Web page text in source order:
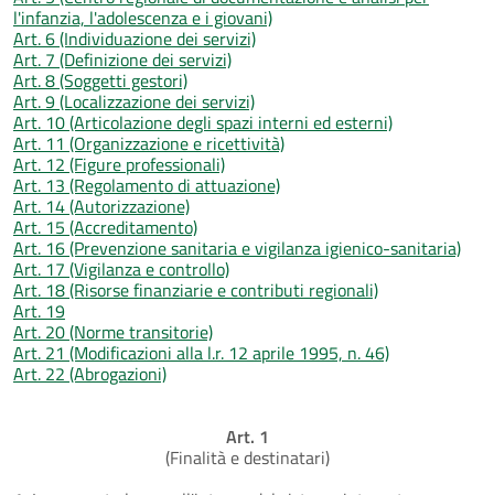
l'infanzia, l'adolescenza e i giovani)
Art. 6 (Individuazione dei servizi)
Art. 7 (Definizione dei servizi)
Art. 8 (Soggetti gestori)
Art. 9 (Localizzazione dei servizi)
Art. 10 (Articolazione degli spazi interni ed esterni)
Art. 11 (Organizzazione e ricettività)
Art. 12 (Figure professionali)
Art. 13 (Regolamento di attuazione)
Art. 14 (Autorizzazione)
Art. 15 (Accreditamento)
Art. 16 (Prevenzione sanitaria e vigilanza igienico-sanitaria)
Art. 17 (Vigilanza e controllo)
Art. 18 (Risorse finanziarie e contributi regionali)
Art. 19
Art. 20 (Norme transitorie)
Art. 21 (Modificazioni alla l.r. 12 aprile 1995, n. 46)
Art. 22 (Abrogazioni)
Art. 1
(Finalità e destinatari)